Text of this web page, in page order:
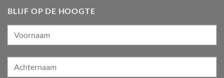
BLIJF OP DE HOOGTE